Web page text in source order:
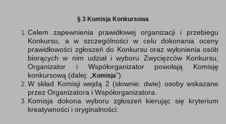
§ 3 Komisja Konkursowa
Celem zapewnienia prawidłowej organizacji i przebiegu
Konkursu, a w szczególności w celu dokonania oceny
prawidłowości zgłoszeń do Konkursu oraz wyłonienia osób
biorących w nim udział i wyboru Zwycięzców Konkursu,
Organizator i Współorganizator powołają Komisję
konkursową (dalej: „ Komisja”).
W skład Komisji wejdą 2 (słownie: dwie) osoby wskazane
przez Organizatora i Współorganizatora.
Komisja dokona wyboru zgłoszeń kierując się kryterium
kreatywności i oryginalności.